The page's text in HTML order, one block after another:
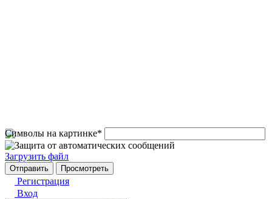
Символы на картинке*
Загрузить файл
Регистрация
Вход